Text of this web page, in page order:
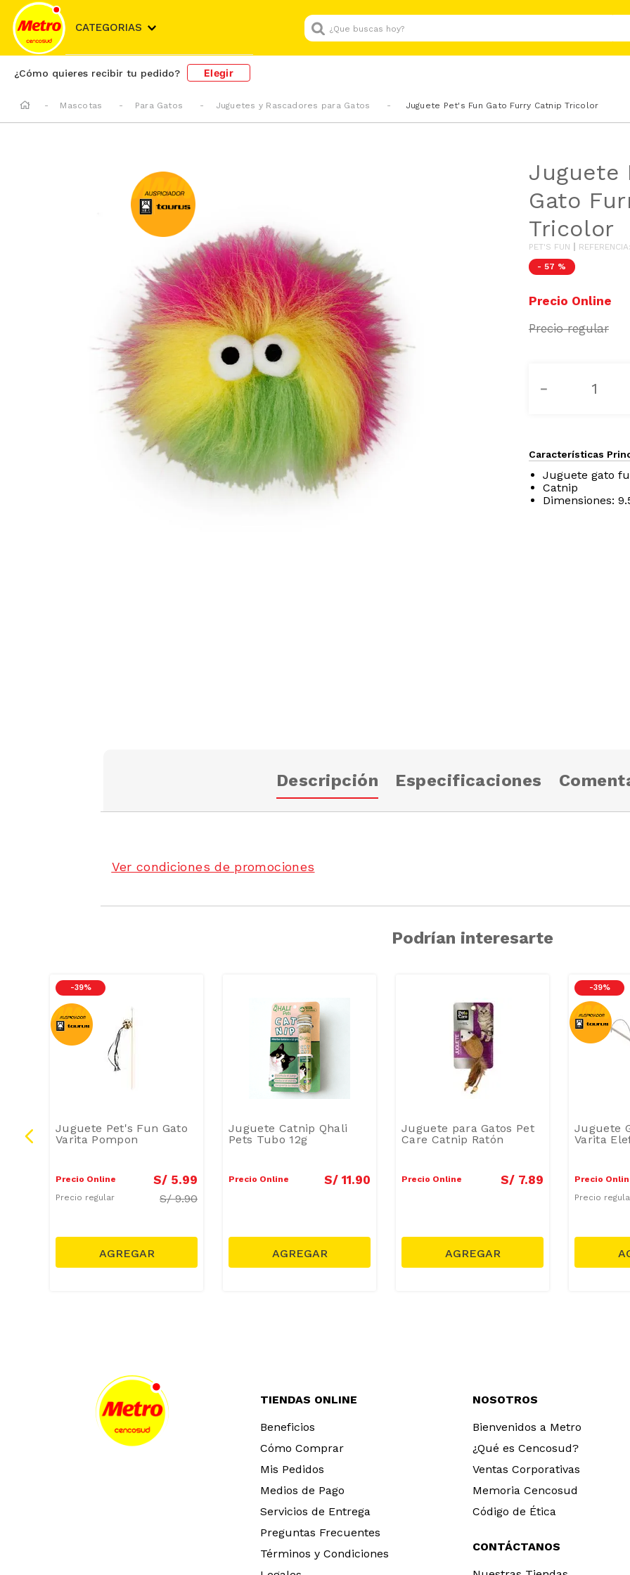
CATEGORIAS
¿Que buscas hoy?
¿Cómo quieres recibir tu pedido? Elegir
Mascotas Para Gatos Juguetes y Rascadores para Gatos Juguete Pet's Fun Gato Furry Catnip Tricolor
Juguete
Gato
Tricolor
PET'S FUN REFERENCIA
- 57 %
－
Características
Juguete gato
Catnip
Dimensiones:
Descripción Especificaciones
Ver condiciones de promociones
Podrían interesarte
-39 %
Juguete Pet's Fun Gato
Varita Pompon
Precio Online S/ 5.99
Precio regular S/9.90
Juguete Catnip Qhali
Pets Tubo 12g
Precio Online S/ 11.90
Juguete para Gatos Pet
Care Catnip Ratón
Precio Online S/ 7.89
-39 %
Juguete
Varita
Precio
Precio
TIENDAS ONLINE
Beneficios
Cómo Comprar
Mis Pedidos
Medios de Pago
Servicios de Entrega
Preguntas Frecuentes
Términos y Condiciones
NOSOTROS
Bienvenidos a Metro
¿Qué es Cencosud?
Ventas Corporativas
Memoria Cencosud
Código de Ética
CONTÁCTANOS